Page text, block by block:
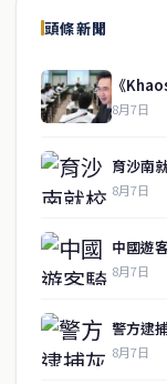
頭條新聞
《
8月7日
育沙南
8月7日
中國遊
8月7日
警方逮
8月7日